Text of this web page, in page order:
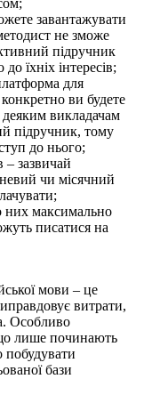
завантажувати
не зможе
підручник
їхніх інтересів;
для
ви будете
викладачам
підручник, тому
до нього;
– зазвичай
чи місячний
них максимально
писатися на
мови – це
витрати,
Особливо
лише починають
побудувати
бази